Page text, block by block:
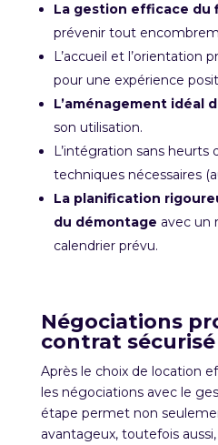
La gestion efficace du
prévenir tout
L’accueil et l’orientation
pour une expérience
L’aménagement idéal
son utilisation.
L’intégration sans heurts
techniques nécessaires
La planification
du démontage avec un
calendrier prévu.
Négociations
contrat sécurisé
Après le choix de location
les négociations avec le
étape permet non
avantageux, toutefois